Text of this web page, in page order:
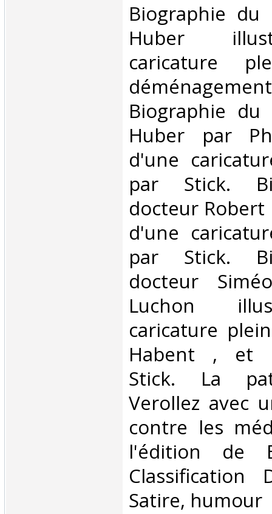
‎Biographie du
Huber
caricature
Biographie
Huber par
d'une
par Stick.
docteur
d'une
par Stick.
docteur
Luchon
caricature
Habent , et
Stick. La
Verollez avec
contre les
l'édition de
Classification
Satire, humour‎